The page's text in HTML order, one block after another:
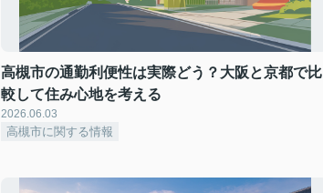
高槻市の通勤利便性は実際どう？大阪と京都で比
較して住み心地を考える
2026.06.03
高槻市に関する情報